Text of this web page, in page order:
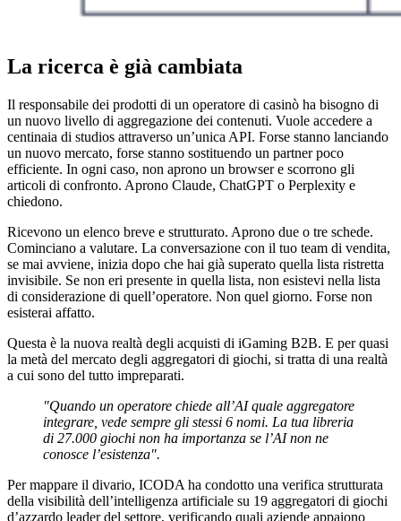
La ricerca è già cambiata
Il responsabile dei prodotti di un operatore di casinò ha bisogno di
un nuovo livello di aggregazione dei contenuti. Vuole accedere a
centinaia di studios attraverso un’unica API. Forse stanno lanciando
un nuovo mercato, forse stanno sostituendo un partner poco
efficiente. In ogni caso, non aprono un browser e scorrono gli
articoli di confronto. Aprono Claude, ChatGPT o Perplexity e
chiedono.
Ricevono un elenco breve e strutturato. Aprono due o tre schede.
Cominciano a valutare. La conversazione con il tuo team di vendita,
se mai avviene, inizia dopo che hai già superato quella lista ristretta
invisibile. Se non eri presente in quella lista, non esistevi nella lista
di considerazione di quell’operatore. Non quel giorno. Forse non
esisterai affatto.
Questa è la nuova realtà degli acquisti di iGaming B2B. E per quasi
la metà del mercato degli aggregatori di giochi, si tratta di una realtà
a cui sono del tutto impreparati.
"Quando un operatore chiede all’AI quale aggregatore
integrare, vede sempre gli stessi 6 nomi. La tua libreria
di 27.000 giochi non ha importanza se l’AI non ne
conosce l’esistenza".
Per mappare il divario, ICODA ha condotto una verifica strutturata
della visibilità dell’intelligenza artificiale su 19 aggregatori di giochi
d’azzardo leader del settore, verificando quali aziende appaiono